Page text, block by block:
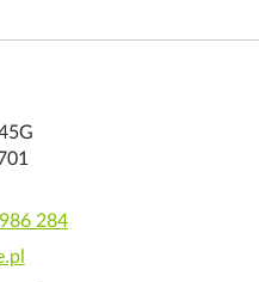
284